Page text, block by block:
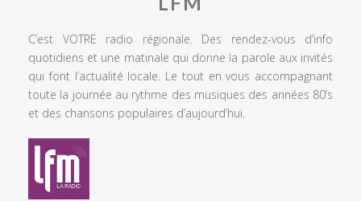
C’est VOTRE radio régionale. Des rendez-vous d’info
quotidiens et une matinale qui donne la parole aux invités
qui font l’actualité locale. Le tout en vous accompagnant
toute la journée au rythme des musiques des années 80’s
et des chansons populaires d’aujourd’hui.